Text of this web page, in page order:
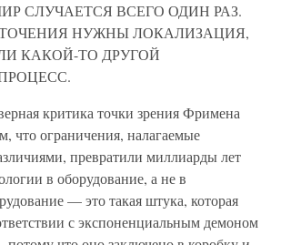
СЛУЧАЕТСЯ ВСЕГО ОДИН РАЗ.
НУЖНЫ ЛОКАЛИЗАЦИЯ,
КАКОЙ-ТО ДРУГОЙ
критика точки зрения Фримена
что ограничения, налагаемые
превратили миллиарды лет
в оборудование, а не в
— это такая штука, которая
с экспоненциальным демоном